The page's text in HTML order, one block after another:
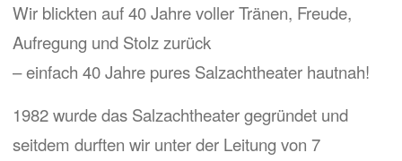
Wir blickten auf 40 Jahre voller Tränen, Freude,
Aufregung und Stolz zurück
– einfach 40 Jahre pures Salzachtheater hautnah!
1982 wurde das Salzachtheater gegründet und
seitdem durften wir unter der Leitung von 7